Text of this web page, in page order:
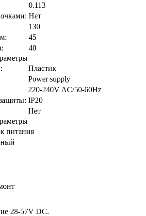
0.113
Нет
130
45
40
Пластик
Power supply
220-240V AC/50-60Hz
IP20
Нет
питания
28-57V DC.